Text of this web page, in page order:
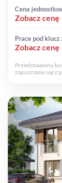
Cena
Zobacz cenę
Prace pod klucz
Zobacz cenę
Przedstawiony
zapoznaniu się z